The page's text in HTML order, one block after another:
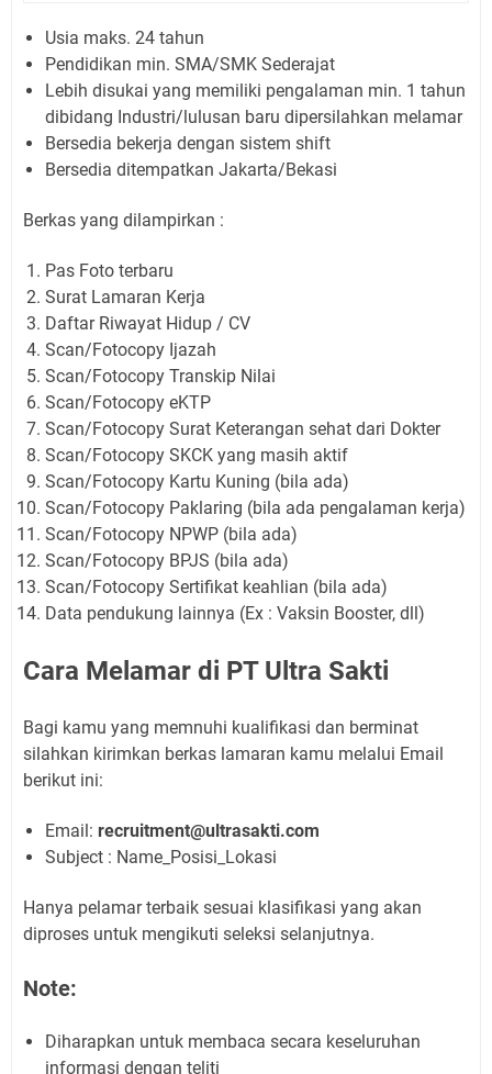
Usia maks. 24 tahun
Pendidikan min. SMA/SMK Sederajat
Lebih disukai yang memiliki pengalaman min. 1 tahun
dibidang Industri/lulusan baru dipersilahkan melamar
Bersedia bekerja dengan sistem shift
Bersedia ditempatkan Jakarta/Bekasi
Berkas yang dilampirkan :
Pas Foto terbaru
Surat Lamaran Kerja
Daftar Riwayat Hidup / CV
Scan/Fotocopy Ijazah
Scan/Fotocopy Transkip Nilai
Scan/Fotocopy eKTP
Scan/Fotocopy Surat Keterangan sehat dari Dokter
Scan/Fotocopy SKCK yang masih aktif
Scan/Fotocopy Kartu Kuning (bila ada)
Scan/Fotocopy Paklaring (bila ada pengalaman kerja)
Scan/Fotocopy NPWP (bila ada)
Scan/Fotocopy BPJS (bila ada)
Scan/Fotocopy Sertifikat keahlian (bila ada)
Data pendukung lainnya (Ex : Vaksin Booster, dll)
Cara Melamar di PT Ultra Sakti
Bagi kamu yang memnuhi kualifikasi dan berminat
silahkan kirimkan berkas lamaran kamu melalui Email
berikut ini:
Email: recruitment@ultrasakti.com
Subject : Name_Posisi_Lokasi
Hanya pelamar terbaik sesuai klasifikasi yang akan
diproses untuk mengikuti seleksi selanjutnya.
Note:
Diharapkan untuk membaca secara keseluruhan
informasi dengan teliti